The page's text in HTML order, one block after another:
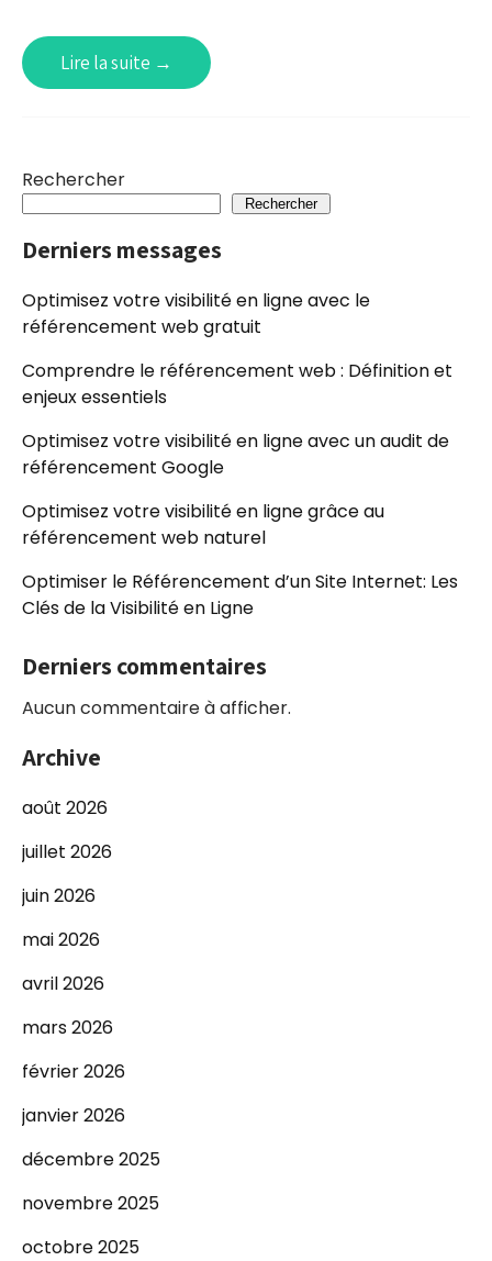
Lire la suite →
Rechercher
Rechercher
Derniers messages
Optimisez votre visibilité en ligne avec le
référencement web gratuit
Comprendre le référencement web : Définition et
enjeux essentiels
Optimisez votre visibilité en ligne avec un audit de
référencement Google
Optimisez votre visibilité en ligne grâce au
référencement web naturel
Optimiser le Référencement d’un Site Internet: Les
Clés de la Visibilité en Ligne
Derniers commentaires
Aucun commentaire à afficher.
Archive
août 2026
juillet 2026
juin 2026
mai 2026
avril 2026
mars 2026
février 2026
janvier 2026
décembre 2025
novembre 2025
octobre 2025